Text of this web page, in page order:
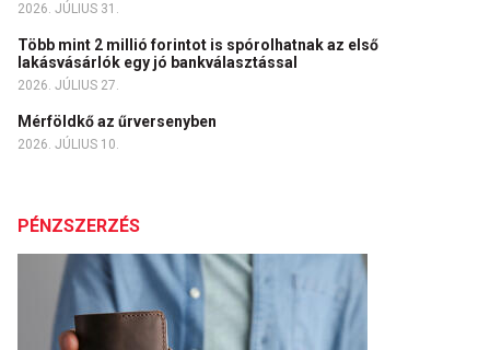
2026. JÚLIUS 31.
Több mint 2 millió forintot is spórolhatnak az első
lakásvásárlók egy jó bankválasztással
2026. JÚLIUS 27.
Mérföldkő az űrversenyben
2026. JÚLIUS 10.
PÉNZSZERZÉS